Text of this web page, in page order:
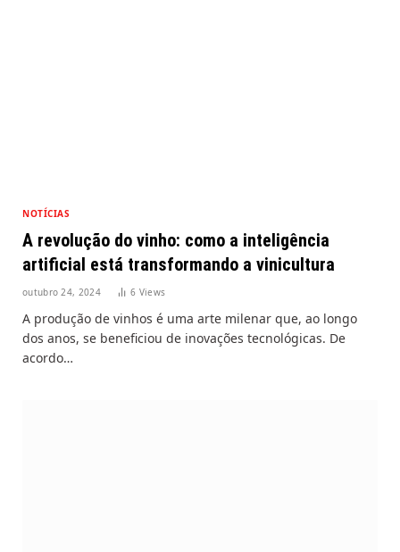
NOTÍCIAS
A revolução do vinho: como a inteligência
artificial está transformando a vinicultura
outubro 24, 2024 6 Views
A produção de vinhos é uma arte milenar que, ao longo
dos anos, se beneficiou de inovações tecnológicas. De
acordo…